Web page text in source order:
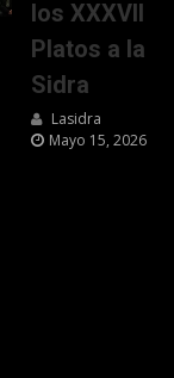
los XXXVII
Platos a la
Sidra
Lasidra
Mayo 15, 2026